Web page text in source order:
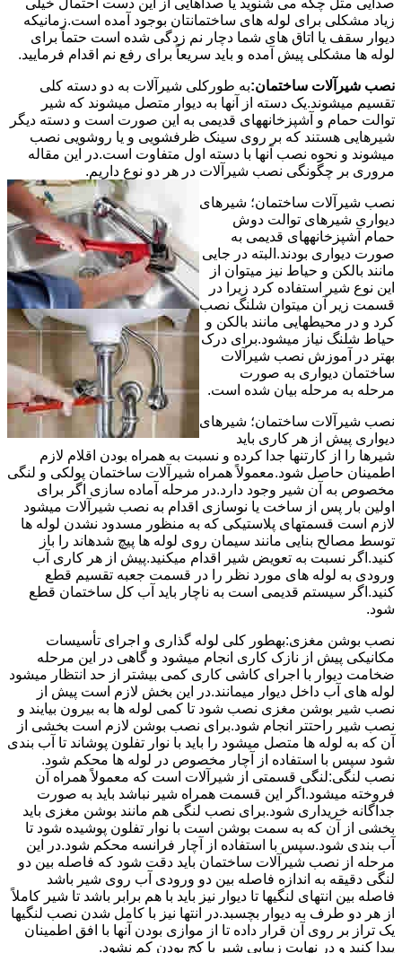
صدایی مثل چکه می شنوید یا صداهایی از این دست احتمال خیلی
زیاد مشکلی برای لوله های ساختمانتان بوجود آمده است.زمانیکه
دیوار سقف یا اتاق های شما دچار نم زدگی شده است حتماً برای
لوله ها مشکلی پیش آمده و باید سریعاً برای رفع نم اقدام فرمایید.
نصب شیرآلات ساختمان:به طورکلی شیرآلات به دو دسته کلی
تقسیم میشوند.یک دسته از آنها به دیوار متصل میشوند که شیر
توالت حمام و آشپزخانههای قدیمی به این صورت است و دسته دیگر
شیرهایی هستند که بر روی سینک ظرفشویی و یا روشویی نصب
میشوند و نحوه نصب آنها با دسته اول متفاوت است.در این مقاله
مروری بر چگونگی نصب شیرآلات در هر دو نوع داریم.
نصب شیرآلات ساختمان؛ شیرهای
دیواری شیرهای توالت دوش
حمام آشپزخانههای قدیمی به
صورت دیواری بودند.البته در جایی
مانند بالکن و حیاط نیز میتوان از
این نوع شیر استفاده کرد زیرا در
قسمت زیر آن میتوان شلنگ نصب
کرد و در محیطهایی مانند بالکن و
حیاط شلنگ نیاز میشود.برای درک
بهتر در آموزش نصب شیرآلات
ساختمان دیواری به صورت
مرحله به مرحله بیان شده است.
نصب شیرآلات ساختمان؛ شیرهای
دیواری پیش از هر کاری باید
شیرها را از کارتنها جدا کرده و نسبت به همراه بودن اقلام لازم
اطمینان حاصل شود.معمولاً همراه شیرآلات ساختمان پولکی و لنگی
مخصوص به آن شیر وجود دارد.در مرحله آماده سازی اگر برای
اولین بار پس از ساخت یا نوسازی اقدام به نصب شیرآلات میشود
لازم است قسمتهای پلاستیکی که به منظور مسدود نشدن لوله ها
توسط مصالح بنایی مانند سیمان روی لوله ها پیچ شدهاند را باز
کنید.اگر نسبت به تعویض شیر اقدام میکنید.پیش از هر کاری آب
ورودی به لوله های مورد نظر را در قسمت جعبه تقسیم قطع
کنید.اگر سیستم قدیمی است به ناچار باید آب کل ساختمان قطع
شود.
نصب بوشن مغزی:بهطور کلی لوله گذاری و اجرای تأسیسات
مکانیکی پیش از نازک کاری انجام میشود و گاهی در این مرحله
ضخامت دیوار با اجرای کاشی کاری کمی بیشتر از حد انتظار میشود
لوله های آب داخل دیوار میمانند.در این بخش لازم است پیش از
نصب شیر بوشن مغزی نصب شود تا کمی لوله ها به بیرون بیایند و
نصب شیر راحتتر انجام شود.برای نصب بوشن لازم است بخشی از
آن که به لوله ها متصل میشود را باید با نوار تفلون پوشاند تا آب بندی
شود سپس با استفاده از آچار مخصوص در لوله ها محکم شود.
نصب لنگی:لنگی قسمتی از شیرآلات است که معمولاً همراه آن
فروخته میشود.اگر این قسمت همراه شیر نباشد باید به صورت
جداگانه خریداری شود.برای نصب لنگی هم مانند بوشن مغزی باید
بخشی از آن که به سمت بوشن است با نوار تفلون پوشیده شود تا
آب بندی شود.سپس با استفاده از آچار فرانسه محکم شود.در این
مرحله از نصب شیرآلات ساختمان باید دقت شود که فاصله بین دو
لنگی دقیقه به اندازه فاصله بین دو ورودی آب روی شیر باشد
فاصله بین انتهای لنگیها تا دیوار نیز باید با هم برابر باشد تا شیر کاملاً
از هر دو طرف به دیوار بچسبد.در انتها نیز با کامل شدن نصب لنگیها
یک تراز بر روی آن قرار داده تا از موازی بودن آنها با افق اطمینان
پیدا کنید و در نهایت زیبایی شیر با کج بودن کم نشود.